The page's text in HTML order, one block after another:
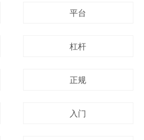
平台
杠杆
正规
入门